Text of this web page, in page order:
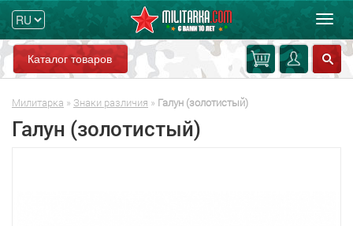
Каталог товаров
Милитарка » Знаки различия » Галун (золотистый)
Галун (золотистый)